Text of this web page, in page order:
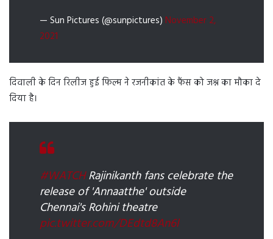
— Sun Pictures (@sunpictures) November 2,
2021
दिवाली के दिन रिलीज हुई फिल्म ने रजनीकांत के फैंस को जश्न का मौका दे
दिया है।
#WATCHRajinikanth fans celebrate the
release of 'Annaatthe' outside
Chennai's Rohini theatre
pic.twitter.com/DEdtd8An6l